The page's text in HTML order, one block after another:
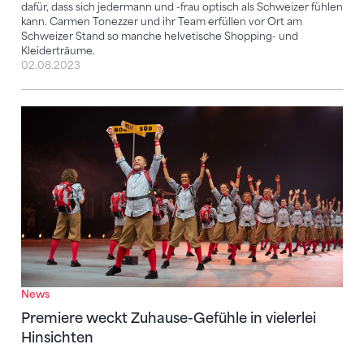
dafür, dass sich jedermann und -frau optisch als Schweizer fühlen
kann. Carmen Tonezzer und ihr Team erfüllen vor Ort am
Schweizer Stand so manche helvetische Shopping- und
Kleiderträume.
02.08.2023
News
Premiere weckt Zuhause-Gefühle in vielerlei
Hinsichten
Premiere weckt Zuhause-Gefühle in vielerlei